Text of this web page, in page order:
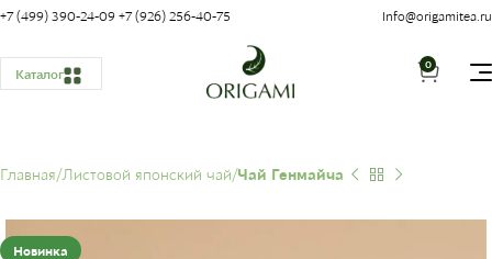
+7 (499) 390-24-09 +7 (926) 256-40-75 Info@origamitea.ru
Каталог
0
Главная Листовой японский чай Чай Генмайча
Новинка